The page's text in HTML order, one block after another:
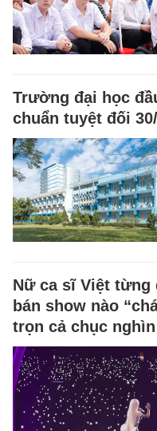
Trường đại học
chuẩn tuyệt đối
Nữ ca sĩ Việt từng
bán show nào
trọn cả chục